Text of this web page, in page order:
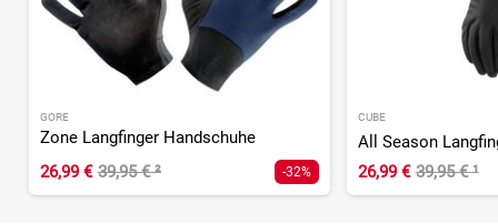
GORE
Zone Langfinger Handschuhe
26,99 € 39,95 €² -32%
CUBE
All Season
26,99 € 39,95 €¹